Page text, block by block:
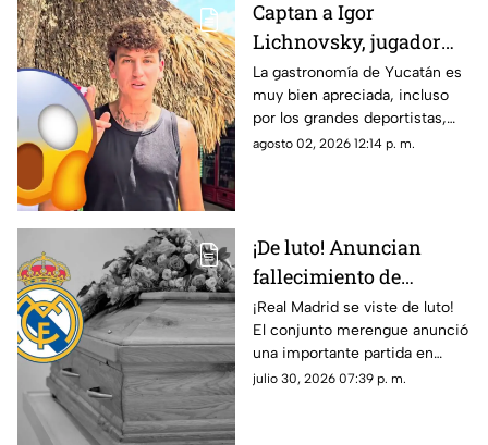
Captan a Igor
Lichnovsky, jugador
del Club América,
comiendo POC CHUC en
Yucatán; ¿en dónde
está?
La gastronomía de Yucatán es
muy bien apreciada, incluso
por los grandes deportistas,
Igor Lichnovsky, jugador del
agosto 02, 2026 12:14 p. m.
¡De luto! Anuncian
fallecimiento de
jugador del Real
Madrid tras cirugía de
cabeza; ¿Quién era?
¡Real Madrid se viste de luto!
El conjunto merengue anunció
una importante partida en
redes sociales. Conoce los
julio 30, 2026 07:39 p. m.